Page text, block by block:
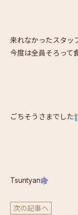
来れなかったスタッ
今度は全員そろって
ごちそうさまでした
Tsuntyan
次の記事へ